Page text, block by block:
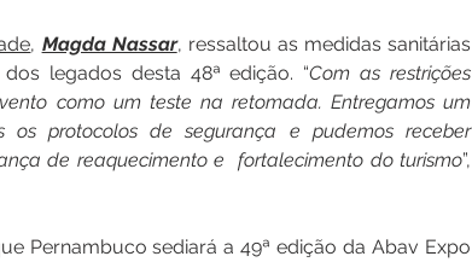
, Magda Nassar, ressaltou as medidas sanitárias
legados desta 48ª edição. “Com as restrições
como um teste na retomada. Entregamos um
os protocolos de segurança e pudemos receber
de reaquecimento e  fortalecimento do turismo”,
Pernambuco sediará a 49ª edição da Abav Expo